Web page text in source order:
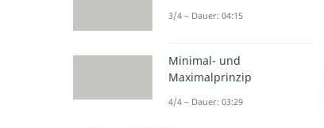
3/4 – Dauer: 04:15
Minimal- und
Maximalprinzip
4/4 – Dauer: 03:29